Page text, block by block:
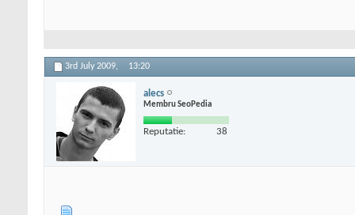
3rd July 2009, 13:20
alecs
Membru SeoPedia
Reputatie: 38